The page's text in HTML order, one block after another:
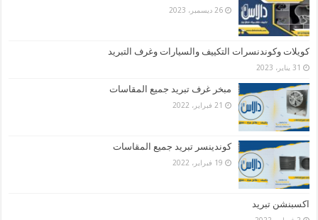
26 ديسمبر، 2023
كويلات وكوندنسرات التكييف والسيارات وغرف التبريد
31 يناير، 2023
مبخر غرف تبريد جميع المقاسات
21 فبراير، 2022
كوندينسر تبريد جميع المقاسات
19 فبراير، 2022
اكسبنشن تبريد